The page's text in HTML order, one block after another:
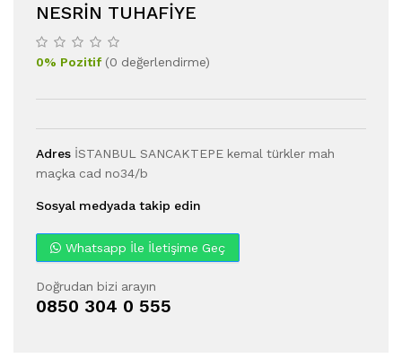
NESRIN TUHAFIYE
0% Pozitif(0 değerlendirme)
Adres İSTANBUL SANCAKTEPE kemal türkler mah
maçka cad no34/b
Sosyal medyada takip edin
Whatsapp İle İletişime Geç
Doğrudan bizi arayın
0850 304 0 555